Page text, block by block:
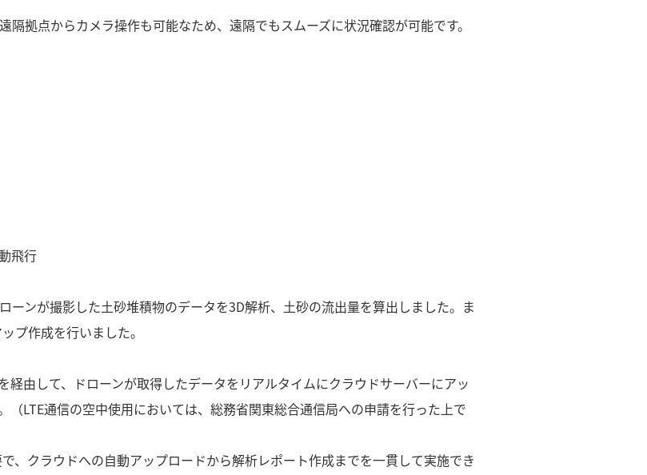
拠点からカメラ操作も可能なため、遠隔でもスムーズに状況確認が可能です。
飛行
ーンが撮影した土砂堆積物のデータを3D解析、土砂の流出量を算出しました。ま
プ作成を行いました。
経由して、ドローンが取得したデータをリアルタイムにクラウドサーバーにアッ
（LTE通信の空中使用においては、総務省関東総合通信局への申請を行った上で
、クラウドへの自動アップロードから解析レポート作成までを一貫して実施でき